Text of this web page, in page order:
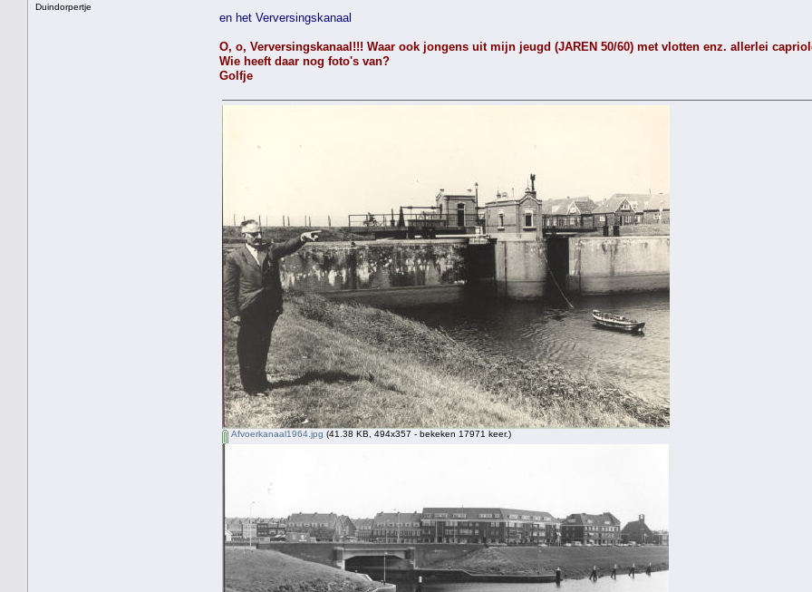
Duindorpertje
en het Verversingskanaal
O, o, Verversingskanaal!!! Waar ook jongens uit mijn jeugd (JAREN 50/60) met vlotten enz. allerlei
Wie heeft daar nog foto's van?
Golfje
Afvoerkanaal1964.jpg (41.38 KB, 494x357 - bekeken 17971 keer.)